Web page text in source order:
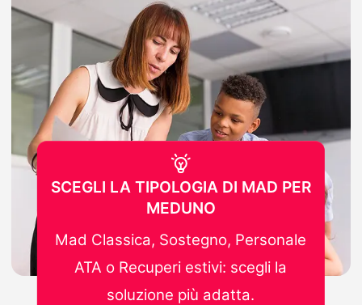
SCEGLI LA TIPOLOGIA DI MAD PER
MEDUNO
Mad Classica, Sostegno, Personale
ATA o Recuperi estivi: scegli la
soluzione più adatta.